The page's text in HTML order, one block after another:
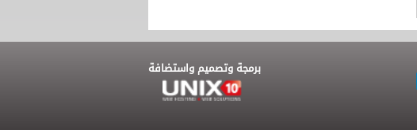
برمجة وتصميم واستضافة